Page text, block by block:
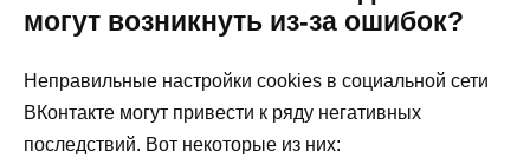
могут возникнуть из-за ошибок?
Неправильные настройки cookies в социальной сети
ВКонтакте могут привести к ряду негативных
последствий. Вот некоторые из них: